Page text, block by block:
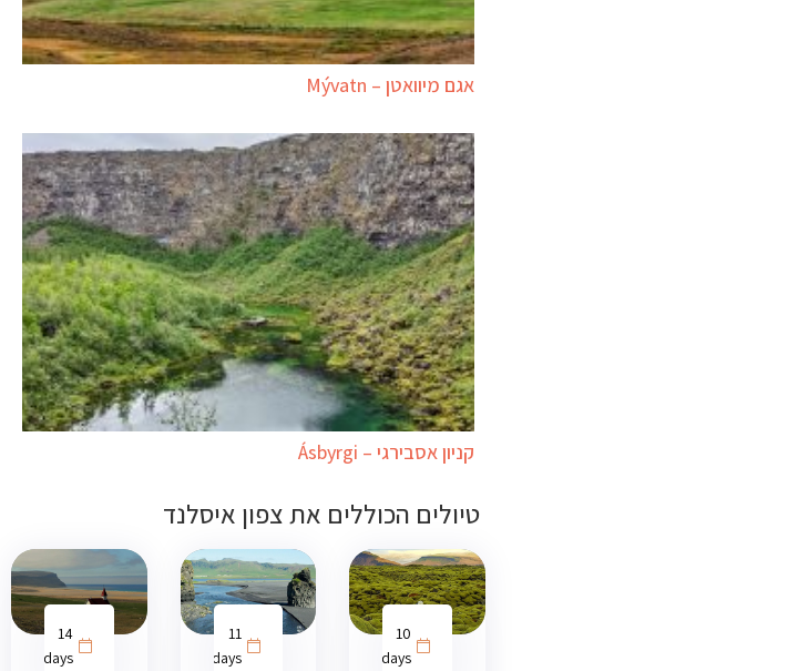
אגם מיוואטן – Mývatn
קניון אסבירגי – Ásbyrgi
טיולים הכוללים את צפון איסלנד
10
days
11
days
14
days